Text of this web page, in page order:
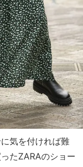
気を付ければ難
たZARAのショー